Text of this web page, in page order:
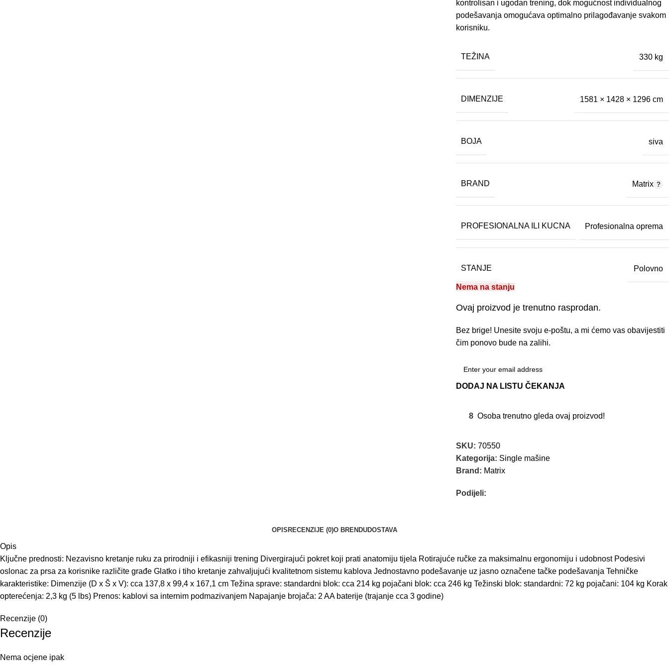
kontrolisan i ugodan trening, dok mogućnost individualnog
podešavanja omogućava optimalno prilagođavanje svakom
korisniku.
TEŽINA 330 kg
DIMENZIJE 1581 × 1428 × 1296 cm
BOJA siva
BRAND Matrix
PROFESIONALNA ILI KUCNA Profesionalna oprema
STANJE Polovno
Nema na stanju
Ovaj proizvod je trenutno rasprodan.
Bez brige! Unesite svoju e-poštu, a mi ćemo vas obavijestiti
čim ponovo bude na zalihi.
DODAJ NA LISTU ČEKANJA
8 Osoba trenutno gleda ovaj proizvod!
SKU: 70550
Kategorija: Single mašine
Brand: Matrix
Podijeli:
OPIS RECENZIJE (0)O BRENDUDOSTAVA
Opis
Ključne prednosti: Nezavisno kretanje ruku za prirodniji i efikasniji trening Divergirajući pokret koji prati anatomiju tijela Rotirajuće ručke za maksimalnu ergonomiju i udobnost Podesivi
oslonac za prsa za korisnike različite građe Glatko i tiho kretanje zahvaljujući kvalitetnom sistemu kablova Jednostavno podešavanje uz jasno označene tačke podešavanja Tehničke
karakteristike: Dimenzije (D x Š x V): cca 137,8 x 99,4 x 167,1 cm Težina sprave: standardni blok: cca 214 kg pojačani blok: cca 246 kg Težinski blok: standardni: 72 kg pojačani: 104 kg Korak
opterećenja: 2,3 kg (5 lbs) Prenos: kablovi sa internim podmazivanjem Napajanje brojača: 2 AA baterije (trajanje cca 3 godine)
Recenzije (0)
Recenzije
Nema ocjene ipak